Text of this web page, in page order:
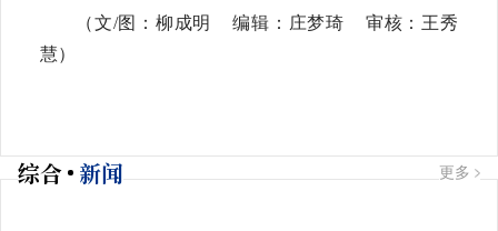
（文/图：柳成明 编辑：庄梦琦 审核：王秀
慧）
综合 新闻 更多